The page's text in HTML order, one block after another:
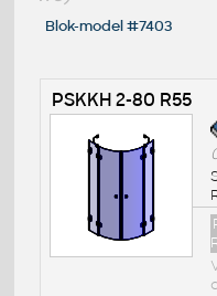
Blok-model #7403
PSKKH 2-80 R55